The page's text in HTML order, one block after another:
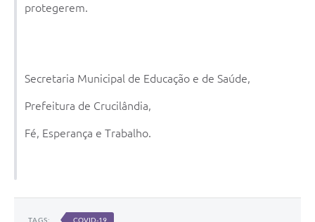
protegerem.
Secretaria Municipal de Educação e de Saúde,
Prefeitura de Crucilândia,
Fé, Esperança e Trabalho.
TAGS: COVID-19